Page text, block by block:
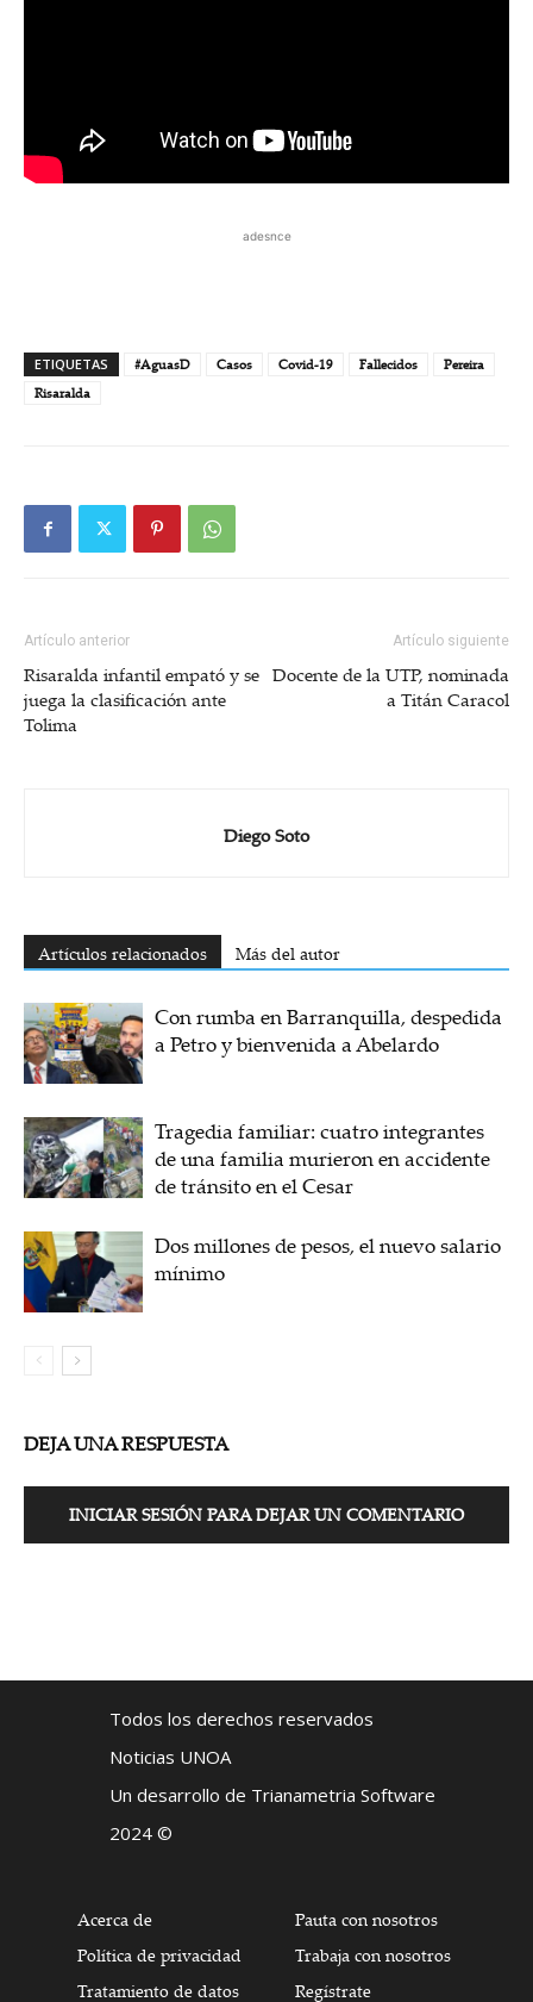
adesnce
ETIQUETAS #AguasD Casos Covid-19 Fallecidos
Pereira
Risaralda
Artículo anterior
Risaralda infantil empató y se
juega la clasificación ante
Tolima
Artículo siguiente
Docente de la UTP, nominada
a Titán Caracol
Diego Soto
Artículos relacionados Más del autor
Con rumba en Barranquilla, despedida
a Petro y bienvenida a Abelardo
Tragedia familiar: cuatro integrantes
de una familia murieron en accidente
de tránsito en el Cesar
Dos millones de pesos, el nuevo salario
mínimo
DEJA UNA RESPUESTA
INICIAR SESIÓN PARA DEJAR UN COMENTARIO
Todos los derechos reservados
Noticias UNOA
Un desarrollo de Trianametria Software
2024 ©
Acerca de
Política de privacidad
Tratamiento de datos
Pauta con nosotros
Trabaja con nosotros
Regístrate